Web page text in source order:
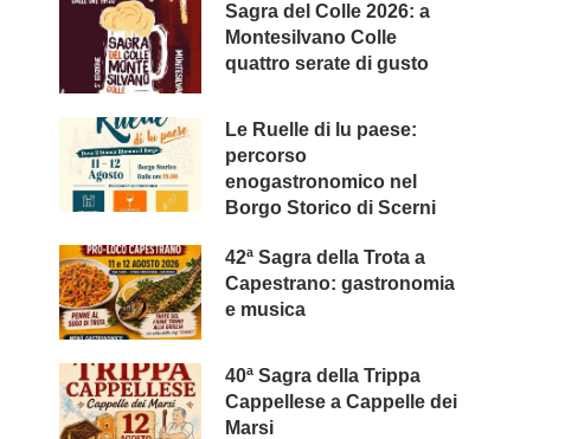
Sagra del Colle 2026: a
Montesilvano Colle
quattro serate di gusto
Le Ruelle di lu paese:
percorso
enogastronomico nel
Borgo Storico di Scerni
42ª Sagra della Trota a
Capestrano: gastronomia
e musica
40ª Sagra della Trippa
Cappellese a Cappelle dei
Marsi